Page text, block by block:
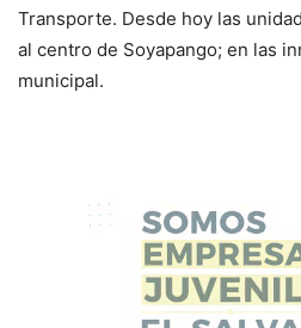
Transporte. Desde hoy las
al centro de Soyapango; en las
municipal.